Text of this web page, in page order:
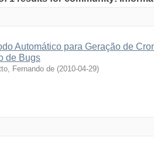
Automático para Geração de
de Bugs
Fernando de (2010-04-29)